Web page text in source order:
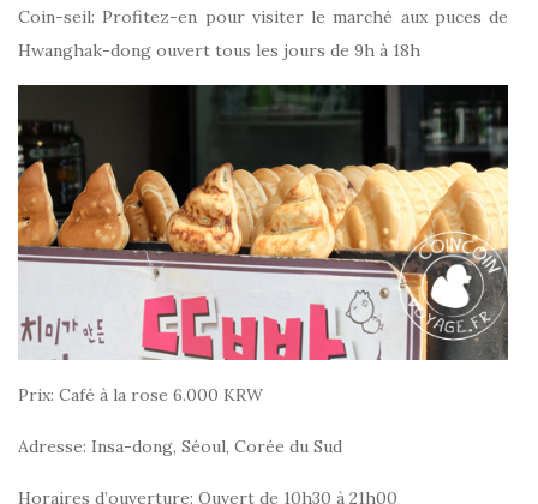
Coin-seil: Profitez-en pour visiter le marché aux puces de
Hwanghak-dong ouvert tous les jours de 9h à 18h
Prix: Café à la rose 6.000 KRW
Adresse: Insa-dong, Séoul, Corée du Sud
Horaires d’ouverture: Ouvert de 10h30 à 21h00